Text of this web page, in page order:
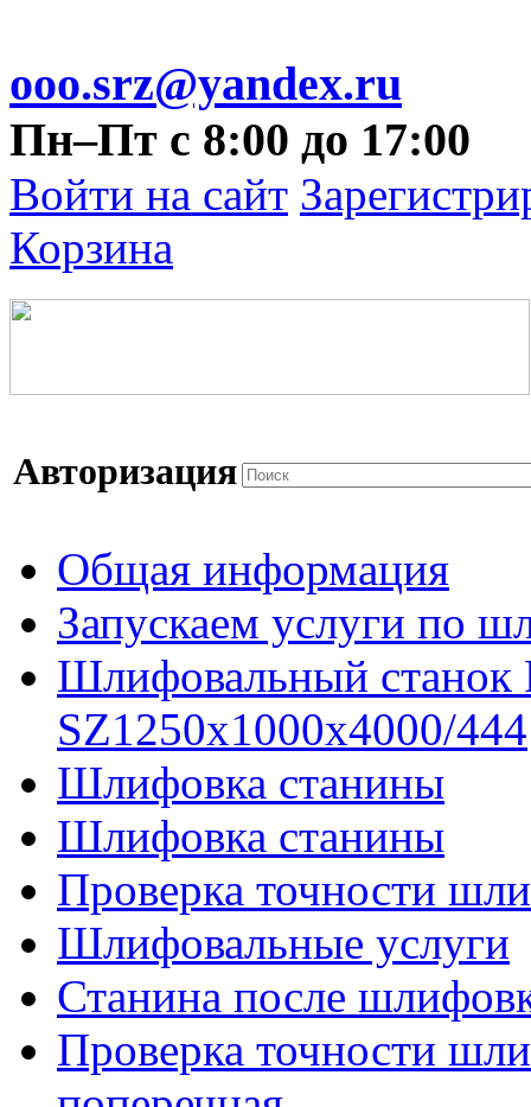
ooo.srz@yandex.ru
Пн–Пт с 8:00 до 17:00
Войти на сайт
Корзина
Авторизация
Общая информация
Запускаем услуги по
Шлифовальный
SZ1250x1000x4000/444
Шлифовка станины
Шлифовка станины
Проверка точности
Шлифовальные услуги
Станина после
Проверка точности